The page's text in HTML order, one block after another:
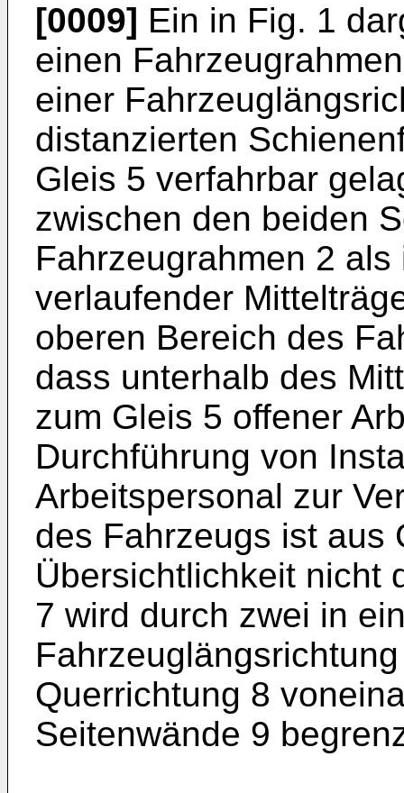
[0009] Ein in Fig. 1
einen
einer
distanzierten
Gleis 5 verfahrbar
zwischen den beiden
Fahrzeugrahmen 2
verlaufender
oberen Bereich des
dass unterhalb des
zum Gleis 5 offener
Durchführung von
Arbeitspersonal zur
des Fahrzeugs ist aus
Übersichtlichkeit nicht
7 wird durch zwei in
Querrichtung 8
Seitenwände 9